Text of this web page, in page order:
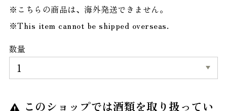
※こちらの商品は、海外発送できません。
※This item cannot be shipped overseas.
数量
このショップでは酒類を取り扱ってい